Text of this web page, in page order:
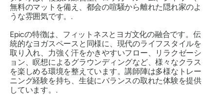
無料のマットを備え、都会の喧騒から離れた隠れ家のよ
うな雰囲気です。.
Epicの特徴は、フィットネスとヨガ文化の融合です。伝
統的なヨガスペースと同様に、現代のライフスタイルを
取り入れ、力強く汗をかきやすいフロー、リラクゼーシ
ョン、瞑想によるグラウンディングなど、様々なクラス
を楽しめる環境を整えています。講師陣は多様なトレー
ニング経験を持ち、生徒にバランスの取れた体験を提供
しています。.